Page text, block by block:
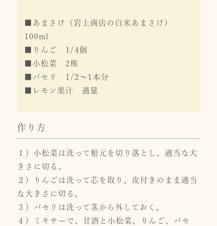
■あまさけ（岩上商店の白米あまさけ）
100ml
■りんご 1/4個
■小松菜 2株
■パセリ 1/2～1本分
■レモン果汁 適量
作り方
１）小松菜は洗って根元を切り落とし、適当な大
きさに切る。
２）りんごは洗って芯を取り、皮付きのまま適当
な大きさに切る。
３）パセリは洗って茎から外しておく。
４）ミキサーで、甘酒と小松菜、りんご、パセ